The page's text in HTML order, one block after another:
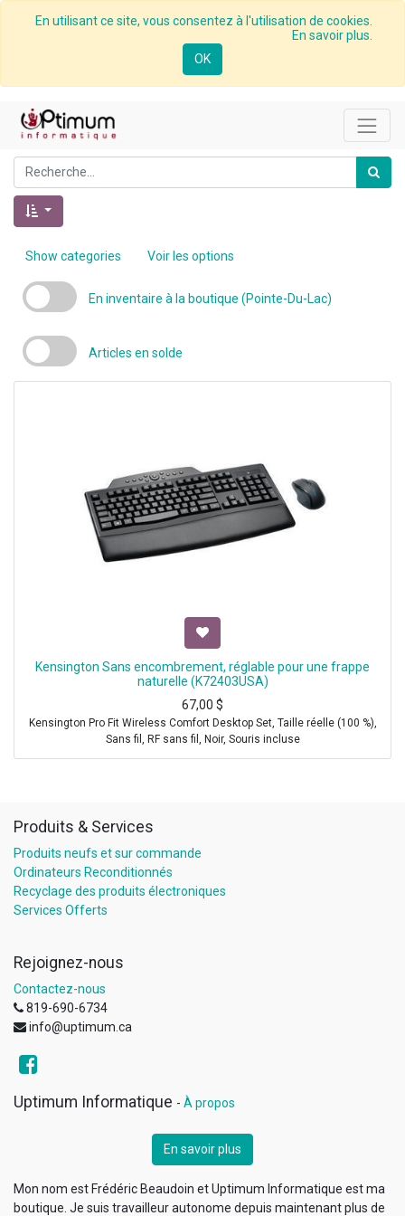
En utilisant ce site, vous consentez à l'utilisation de cookies.
En savoir plus.
OK
Show categories Voir les options
En inventaire à la boutique (Pointe-Du-Lac)
Articles en solde
Kensington Sans encombrement, réglable pour une frappe
naturelle (K72403USA)
67,00 $
Kensington Pro Fit Wireless Comfort Desktop Set, Taille réelle (100 %),
Sans fil, RF sans fil, Noir, Souris incluse
Produits & Services
Produits neufs et sur commande
Ordinateurs Reconditionnés
Recyclage des produits électroniques
Services Offerts
Rejoignez-nous
Contactez-nous
819-690-6734
info@uptimum.ca
Uptimum Informatique - À propos
En savoir plus
Mon nom est Frédéric Beaudoin et Uptimum Informatique est ma
boutique. Je suis travailleur autonome depuis maintenant plus de